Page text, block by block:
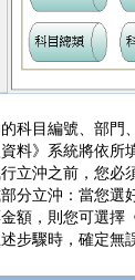
科目編號、部門
料》系統將依所
立沖之前，您必
分立沖：當您選
額，則您可選擇
步驟時，確定無